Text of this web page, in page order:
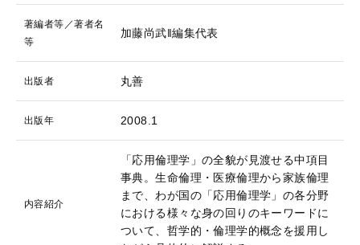
著編者等／著者名
等
加藤尚武‖編集代表
出版者 丸善
出版年 2008.1
内容紹介
「応用倫理学」の全貌が見渡せる中項目
事典。生命倫理・医療倫理から家族倫理
まで、わが国の「応用倫理学」の各分野
における様々な身の回りのキーワードに
ついて、哲学的・倫理学的概念を援用し